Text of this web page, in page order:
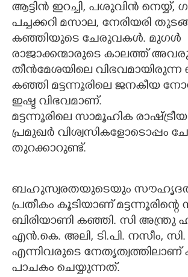
ആട്ടിൻ ഇറച്ചി, പശുവിൻ നെയ്യ്,
പച്ചക്കറി മസാല, നേരിയരി
കഞ്ഞിയുടെ ചേരുവകൾ. മുഗൾ
രാജാക്കന്മാരുടെ കാലത്ത്
തീൻമേശയിലെ വിഭവമായിരുന്ന
കഞ്ഞി മട്ടന്നൂരിലെ ജനകീയ
ഇഷ്ട വിഭവമാണ്.
മട്ടന്നൂരിലെ സാമൂഹിക
പ്രമുഖർ വിശ്വസികളോടൊപ്പം
തുറക്കാറുണ്ട്.
ബഹുസ്വരതയുടെയും
പ്രതീകം കൂടിയാണ് മട്ടന്നൂരിന്റെ
ബിരിയാണി കഞ്ഞി. സി അന്ത്രു
എൻ.കെ. അലി, ടി.പി. നസീം, സി.
എന്നിവരുടെ നേതൃത്വത്തിലാണ്
പാചകം ചെയ്യുന്നത്.